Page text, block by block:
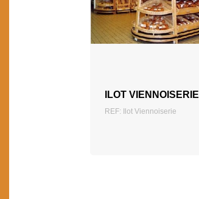
ILOT VIENNOISERIE
REF: Ilot Viennoiserie